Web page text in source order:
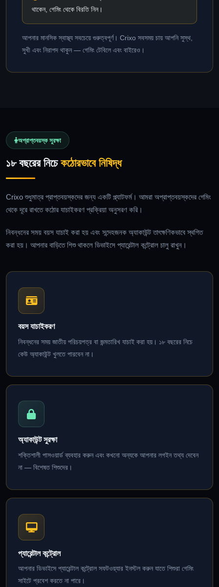
থাকেন, গেমিং থেকে বিরতি নিন।
আপনার মানসিক স্বাস্থ্য সবচেয়ে গুরুত্বপূর্ণ। Crixo সবসময় চায় আপনি সুস্থ,
সুখী এবং নিরাপদ থাকুন — গেমিং টেবিলে এবং বাইরেও।
অপ্রাপ্তবয়স্ক সুরক্ষা
১৮ বছরের নিচে কঠোরভাবে নিষিদ্ধ
Crixo শুধুমাত্র প্রাপ্তবয়স্কদের জন্য একটি প্ল্যাটফর্ম। আমরা অপ্রাপ্তবয়স্কদের গেমিং
থেকে দূরে রাখতে কঠোর যাচাইকরণ প্রক্রিয়া অনুসরণ করি।
নিবন্ধনের সময় বয়স যাচাই করা হয় এবং সন্দেহজনক অ্যাকাউন্ট তাৎক্ষণিকভাবে স্থগিত
করা হয়। আপনার বাড়িতে শিশু থাকলে ডিভাইসে প্যারেন্টাল কন্ট্রোল চালু রাখুন।
বয়স যাচাইকরণ
নিবন্ধনের সময় জাতীয় পরিচয়পত্র বা জন্মতারিখ যাচাই করা হয়। ১৮ বছরের নিচে
কেউ অ্যাকাউন্ট খুলতে পারবেন না।
অ্যাকাউন্ট সুরক্ষা
শক্তিশালী পাসওয়ার্ড ব্যবহার করুন এবং কখনো অন্যকে আপনার লগইন তথ্য দেবেন
না — বিশেষত শিশুদের।
প্যারেন্টাল কন্ট্রোল
আপনার ডিভাইসে প্যারেন্টাল কন্ট্রোল সফটওয়্যার ইনস্টল করুন যাতে শিশুরা গেমিং
সাইটে প্রবেশ করতে না পারে।